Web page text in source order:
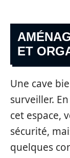
ET
Une cave
surveiller.
cet espace,
sécurité,
quelques